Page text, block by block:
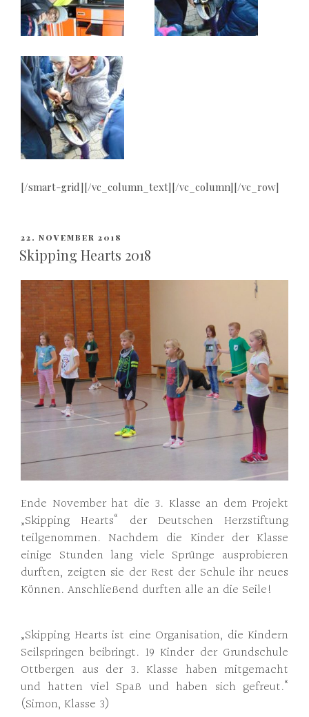
[/smart-grid][/vc_column_text][/vc_column][/vc_row]
VERÖFFENTLICHT
AM
22. NOVEMBER 2018
Skipping Hearts 2018
Ende November hat die 3. Klasse an dem Projekt
„Skipping Hearts“ der Deutschen Herzstiftung
teilgenommen. Nachdem die Kinder der Klasse
einige Stunden lang viele Sprünge ausprobieren
durften, zeigten sie der Rest der Schule ihr neues
Können. Anschließend durften alle an die Seile!
„Skipping Hearts ist eine Organisation, die Kindern
Seilspringen beibringt. 19 Kinder der Grundschule
Ottbergen aus der 3. Klasse haben mitgemacht
und hatten viel Spaß und haben sich gefreut.“
(Simon, Klasse 3)